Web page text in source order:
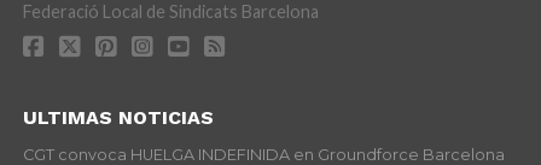
Federació Local de Sindicats Barcelona
ULTIMAS NOTICIAS
CGT convoca HUELGA INDEFINIDA en Groundforce Barcelona